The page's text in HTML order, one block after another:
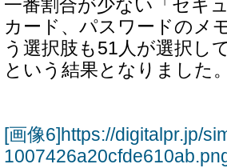
一番割合が少ない「セキ
カード、パスワードのメ
う選択肢も51人が選択し
という結果となりました。
[画像6]https://digitalpr.jp/